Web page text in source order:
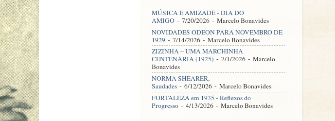
MÚSICA E AMIZADE - DIA DO
AMIGO - 7/20/2026 - Marcelo Bonavides
NOVIDADES ODEON PARA NOVEMBRO DE
1929 - 7/14/2026 - Marcelo Bonavides
ZIZINHA – UMA MARCHINHA
CENTENÁRIA (1925) - 7/1/2026 - Marcelo
Bonavides
NORMA SHEARER,
Saudades - 6/12/2026 - Marcelo Bonavides
FORTALEZA em 1935 - Reflexos do
Progresso - 4/13/2026 - Marcelo Bonavides